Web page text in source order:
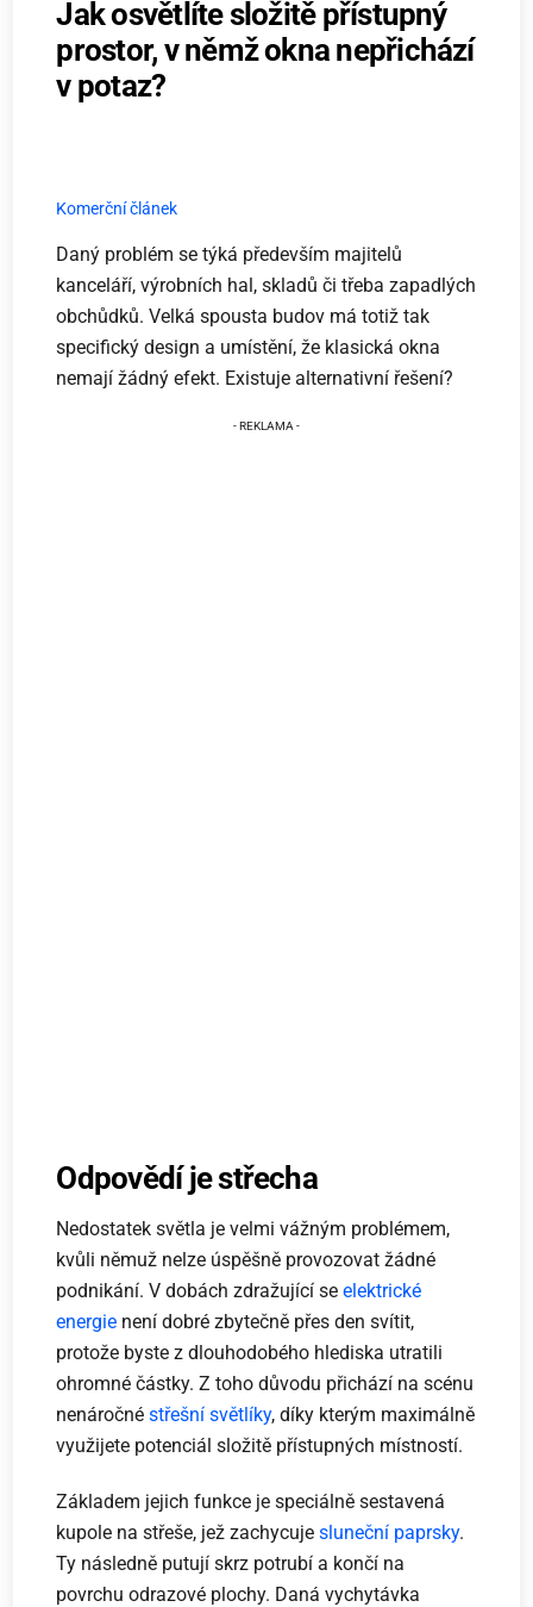
Jak osvětlíte složitě přístupný
prostor, v němž okna nepřichází
v potaz?
Komerční článek
Daný problém se týká především majitelů
kanceláří, výrobních hal, skladů či třeba zapadlých
obchůdků. Velká spousta budov má totiž tak
specifický design a umístění, že klasická okna
nemají žádný efekt. Existuje alternativní řešení?
Odpovědí je střecha
Nedostatek světla je velmi vážným problémem,
kvůli němuž nelze úspěšně provozovat žádné
podnikání. V dobách zdražující seelektrické
energie není dobré zbytečně přes den svítit,
protože byste z dlouhodobého hlediska utratili
ohromné částky. Z toho důvodu přichází na scénu
nenáročnéstřešní světlíky, díky kterým maximálně
využijete potenciál složitě přístupných místností.
Základem jejich funkce je speciálně sestavená
kupole na střeše, jež zachycujesluneční paprsky.
Ty následně putují skrz potrubí a končí na
povrchu odrazové plochy. Daná vychytávka